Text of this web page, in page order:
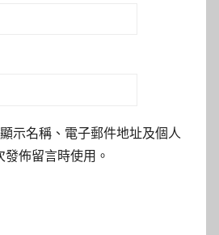
示名稱、電子郵件地址及個人
佈留言時使用。